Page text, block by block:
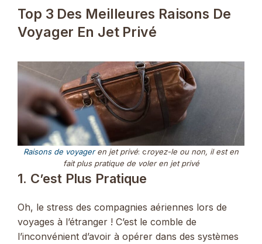
Top 3 Des Meilleures Raisons De
Voyager En Jet Privé
Raisons de voyageren jet privé: croyez-le ou non, il est en
fait plus pratique de voler en jet privé
1. C’est Plus Pratique
Oh, le stress des compagnies aériennes lors de
voyages à l’étranger ! C’est le comble de
l’inconvénient d’avoir à opérer dans des systèmes